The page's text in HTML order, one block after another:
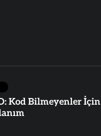
Kod Bilmeyenler İçin